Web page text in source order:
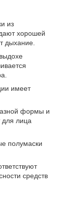
из
хорошей
дыхание.
имеет
формы и
для лица
полумаски
средств